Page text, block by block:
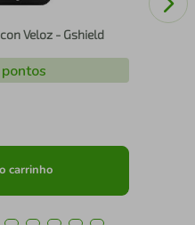
Veloz - Gshield
pontos
carrinho